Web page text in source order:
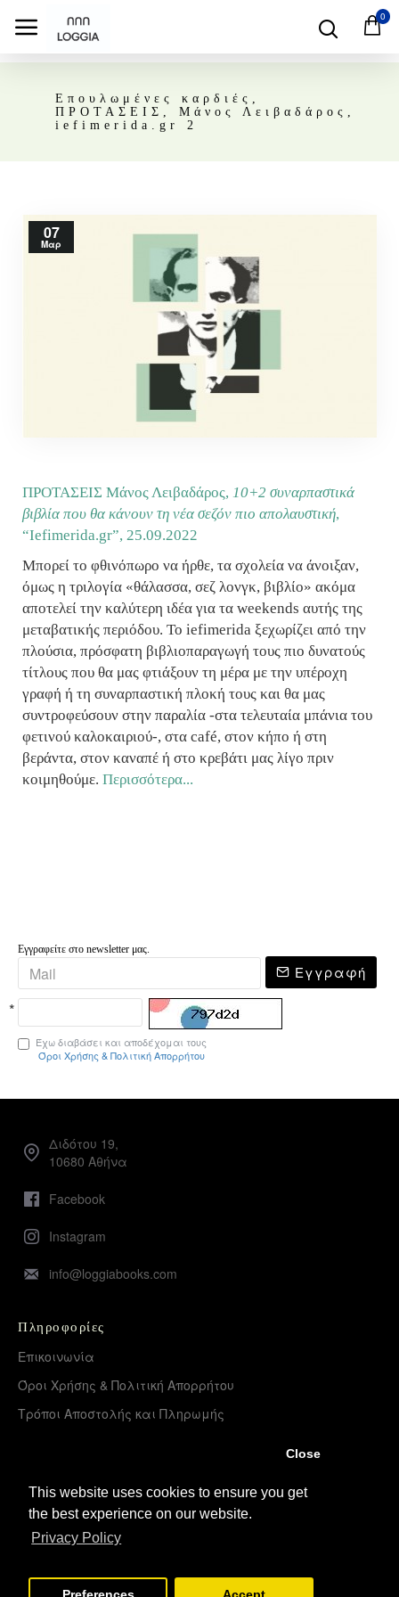
This website uses cookies to ensure you get
the best experience on our website.
Privacy Policy
Close
0
Επουλωμένες καρδιές,
ΠΡΟΤΑΣΕΙΣ, Μάνος Λειβαδάρος,
iefimerida.gr 2
07
Μαρ
ΠΡΟΤΑΣΕΙΣ Μάνος Λειβαδάρος, 10+2 συναρπαστικά
βιβλία που θα κάνουν τη νέα σεζόν πιο απολαυστική,
“Ιefimerida.gr”, 25.09.2022
Μπορεί το φθινόπωρο να ήρθε, τα σχολεία να άνοιξαν,
όμως η τριλογία «θάλασσα, σεζ λονγκ, βιβλίο» ακόμα
αποτελεί την καλύτερη ιδέα για τα weekends αυτής της
μεταβατικής περιόδου. Το iefimerida ξεχωρίζει από την
πλούσια, πρόσφατη βιβλιοπαραγωγή τους πιο δυνατούς
τίτλους που θα μας φτιάξουν τη μέρα με την υπέροχη
γραφή ή τη συναρπαστική πλοκή τους και θα μας
συντροφεύσουν στην παραλία -στα τελευταία μπάνια του
φετινού καλοκαιριού-, στα café, στον κήπο ή στη
βεράντα, στον καναπέ ή στο κρεβάτι μας λίγο πριν
κοιμηθούμε. Περισσότερα...
Εγγραφείτε στο newsletter μας.
Εγγραφή
Έχω διαβάσει και αποδέχομαι τους
Όροι Χρήσης & Πολιτική Απορρήτου
Διδότου 19,
10680 Αθήνα
Facebook
Instagram
info@loggiabooks.com
Πληροφορίες
Επικοινωνία
Όροι Χρήσης & Πολιτική Απορρήτου
Τρόποι Αποστολής και Πληρωμής
Λογαριασμός
Εγγραφή